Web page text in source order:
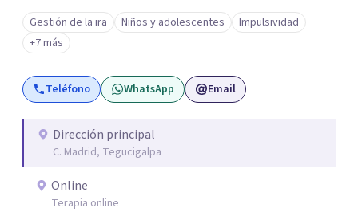
posible y sea mi experiencia y profesion de gran utilidad
para usted. Esta es una excelente oportunidad para
avanzar y progresar juntos.
Gestión de la ira Niños y adolescentes
Impulsividad
+7 más
Teléfono WhatsApp Email
Dirección principal
C. Madrid, Tegucigalpa
Online
Terapia online